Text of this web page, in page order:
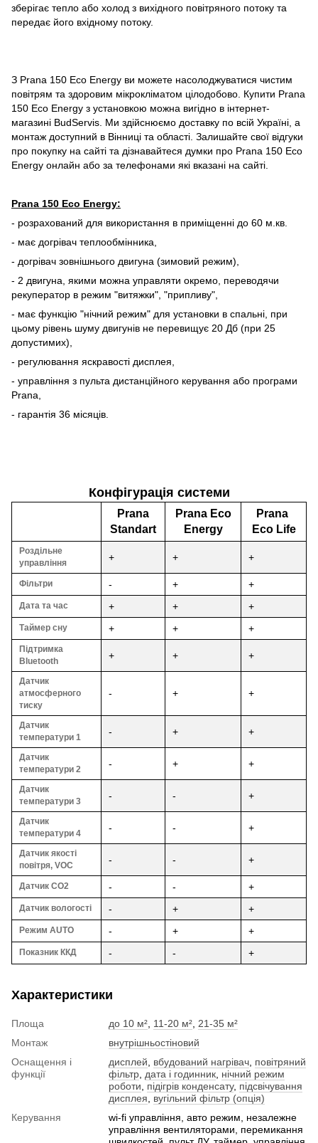
зберігає тепло або холод з вихідного повітряного потоку та
передає його вхідному потоку.
З Prana 150 Eco Energy ви можете насолоджуватися чистим
повітрям та здоровим мікрокліматом цілодобово. Купити Prana
150 Eco Energy з установкою можна вигідно в інтернет-
магазині BudServis. Ми здійснюємо доставку по всій Україні, а
монтаж доступний в Вінниці та області. Залишайте свої відгуки
про покупку на сайті та дізнавайтеся думки про Prana 150 Eco
Energy онлайн або за телефонами які вказані на сайті.
Prana 150 Eco Energy:
- розрахований для використання в приміщенні до 60 м.кв.
- має догрівач теплообмінника,
- догрівач зовнішнього двигуна (зимовий режим),
- 2 двигуна, якими можна управляти окремо, переводячи
рекуператор в режим "витяжки", "припливу",
- має функцію "нічний режим" для установки в спальні, при
цьому рівень шуму двигунів не перевищує 20 Дб (при 25
допустимих),
- регулювання яскравості дисплея,
- управління з пульта дистанційного керування або програми
Prana,
- гарантія 36 місяців.
Конфігурація системи
Prana
Standart
Prana Eco
Energy
Prana
Eco Life
Показник ККД - - +
Роздільне
управління
+ + +
Фільтри - + +
Дата та час + + +
Таймер сну + + +
Підтримка
Bluetooth
+ + +
Датчик
атмосферного
тиску
- + +
Датчик
температури 1
- + +
Датчик
температури 2
- + +
Датчик
температури 3
- - +
Датчик
температури 4
- - +
Датчик якості
повітря, VOC
- - +
Датчик CO2 - - +
Датчик вологості - + +
Режим AUTO - + +
Характеристики
Площа до 10 м² 11-20 м² 21-35 м²
Монтаж
внутрішньостіновий
Оснащення і
функції
дисплей вбудований нагрівач повітряний
фільтр дата і годинник нічний режим
роботи
підігрів конденсату, підсвічування
дисплея
вугільний фільтр (опція)
Керування
wi-fi управління, авто режим, незалежне
управління вентиляторами, перемикання